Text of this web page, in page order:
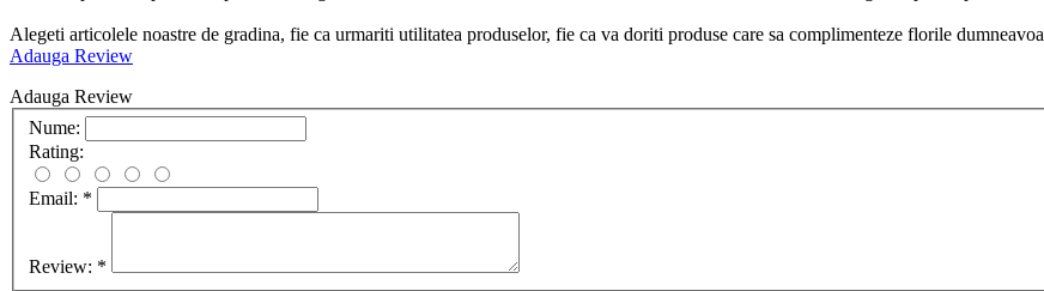
Alegeti articolele noastre de gradina, fie ca urmariti utilitatea produselor, fie ca va doriti produse care sa complimenteze florile
Adauga Review
Adauga Review
Nume:
Rating:
Email: *
Review: *